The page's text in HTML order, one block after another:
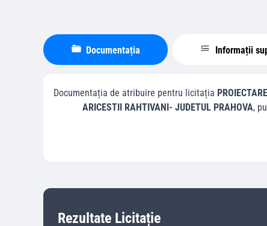
Documentația Informații
Documentația de atribuire pentru licitația
ARICESTII RAHTIVANI- JUDETUL PRAHOVA,
Rezultate Licitație